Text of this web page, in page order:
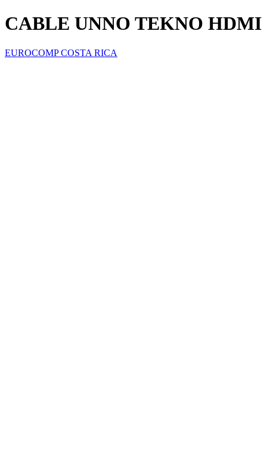
CABLE UNNO TEKNO HDMI
EUROCOMP COSTA RICA